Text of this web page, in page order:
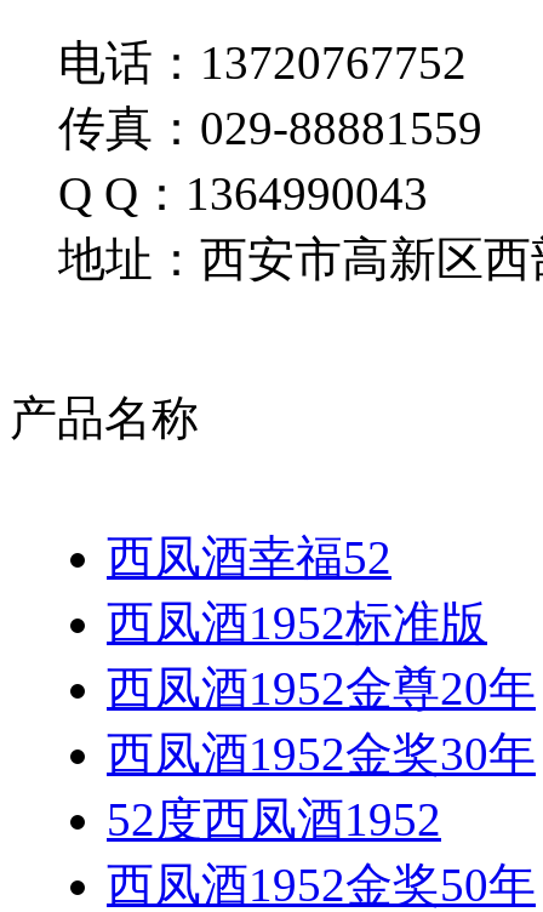
电话：13720767752
传真：029-88881559
Q Q：1364990043
地址：西安市高新区西
产品名称
西凤酒幸福52
西凤酒1952标准版
西凤酒1952金尊20年
西凤酒1952金奖30年
52度西凤酒1952
西凤酒1952金奖50年